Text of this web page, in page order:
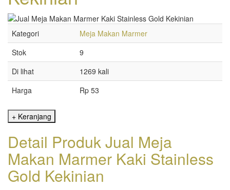
Kategori
Meja Makan Marmer
Stok
9
Di lihat
1269 kali
Harga
Rp 53
Detail Produk Jual Meja
Makan Marmer Kaki Stainless
Gold Kekinian